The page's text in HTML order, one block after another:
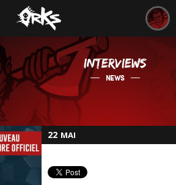
INTERVIEWS
NEWS
22 MAI